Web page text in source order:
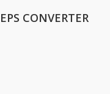
CONVERTER